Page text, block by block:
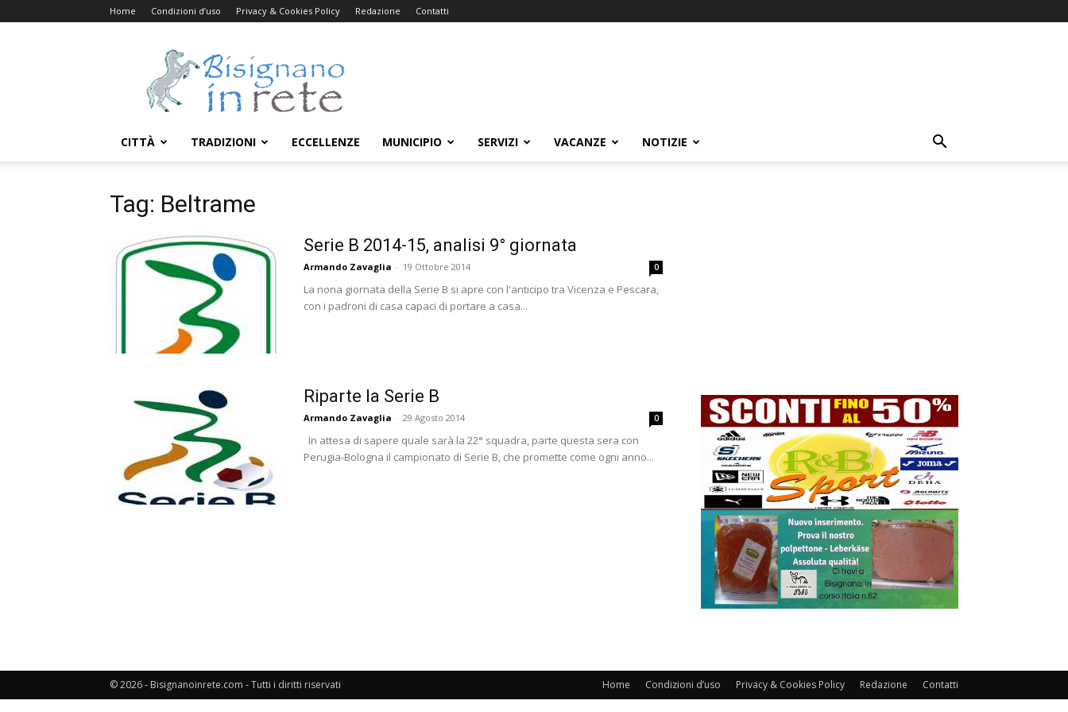
Home Condizioni d’uso Privacy & Cookies Policy Redazione Contatti
Bisignanoinrete.com
CITTÀ TRADIZIONI ECCELLENZE MUNICIPIO SERVIZI VACANZE NOTIZIE
Tag: Beltrame
Serie B 2014-15, analisi 9° giornata
Armando Zavaglia - 19 Ottobre 2014 0
La nona giornata della Serie B si apre con l'anticipo tra Vicenza e Pescara,
con i padroni di casa capaci di portare a casa...
Riparte la Serie B
Armando Zavaglia - 29 Agosto 2014 0
In attesa di sapere quale sarà la 22° squadra, parte questa sera con
Perugia-Bologna il campionato di Serie B, che promette come ogni anno...
Home Condizioni d’uso Privacy & Cookies Policy Redazione Contatti
© 2026 - Bisignanoinrete.com - Tutti i diritti riservati